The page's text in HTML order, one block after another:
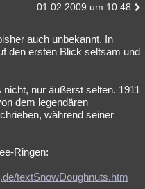
01.02.2009 um 10:48
auch unbekannt. In
den ersten Blick seltsam und
nur äußerst selten. 1911
dem legendären
während seiner
Ringen:
textSnowDoughnuts.htm